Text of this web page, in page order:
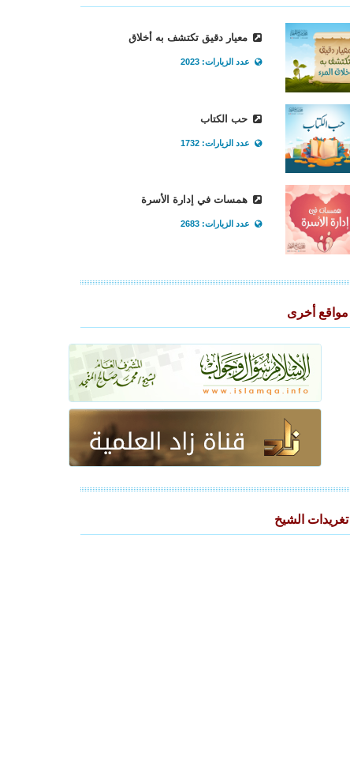
معيار دقيق تكتشف به أخلاق
عدد الزيارات: 2023
حب الكتاب
عدد الزيارات: 1732
همسات في إدارة الأسرة
عدد الزيارات: 2683
مواقع أخرى
تغريدات الشيخ